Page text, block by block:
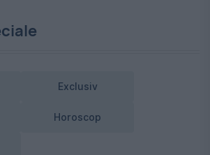
Exclusiv
Horoscop